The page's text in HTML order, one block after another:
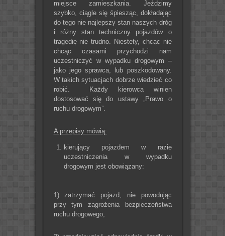
miejsce zamieszkania. Jeździmy
szybko, ciągle się śpiesząc, dokładając
do tego nie najlepszy stan naszych dróg
i różny stan techniczny pojazdów o
tragedię nie trudno. Niestety, chcąc nie
chcąc czasami przychodzi nam
uczestniczyć w wypadku drogowym –
jako jego sprawca, lub poszkodowany.
W takich sytuacjach dobrze wiedzieć co
robić. Każdy kierowca winien
dostosować się do ustawy „Prawo o
ruchu drogowym”.
A przepisy mówią:
kierujący pojazdem w razie
uczestniczenia w wypadku
drogowym jest obowiązany:
1) zatrzymać pojazd, nie powodując
przy tym zagrożenia bezpieczeństwa
ruchu drogowego,